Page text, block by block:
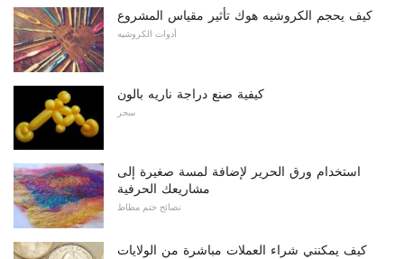
كيف يحجم الكروشيه هوك تأثير مقياس المشروع
أدوات الكروشيه
كيفية صنع دراجة ناريه بالون
سحر
استخدام ورق الحرير لإضافة لمسة صغيرة إلى
مشاريعك الحرفية
نصائح ختم مطاط
كيف يمكنني شراء العملات مباشرة من الولايات